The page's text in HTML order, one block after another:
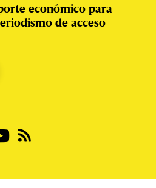
económico para
de acceso